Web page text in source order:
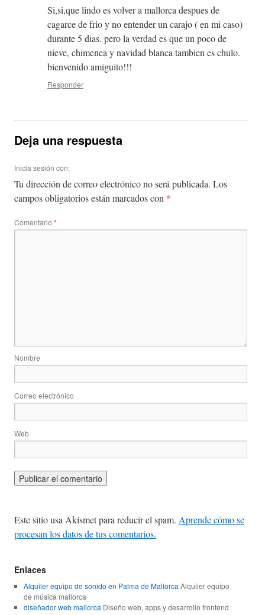
Si,si,que lindo es volver a mallorca despues de
cagarce de frio y no entender un carajo ( en mi caso)
durante 5 dias. pero la verdad es que un poco de
nieve, chimenea y navidad blanca tambien es chulo.
bienvenido amiguito!!!
Responder
Deja una respuesta
Inicia sesión con:
Tu dirección de correo electrónico no será publicada. Los
campos obligatorios están marcados con *
Comentario *
Nombre
Correo electrónico
Web
Este sitio usa Akismet para reducir el spam. Aprende cómo se
procesan los datos de tus comentarios.
Enlaces
Alquiler equipo de sonido en Palma de Mallorca Alquiler equipo
de música mallorca
diseñador web mallorca Diseño web, apps y desarrollo frontend